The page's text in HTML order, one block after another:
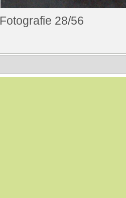
Fotografie 28/56